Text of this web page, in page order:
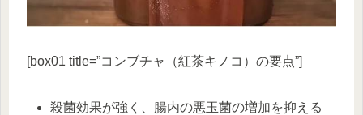
[box01 title=”コンブチャ（紅茶キノコ）の要点”]
殺菌効果が強く、腸内の悪玉菌の増加を抑える